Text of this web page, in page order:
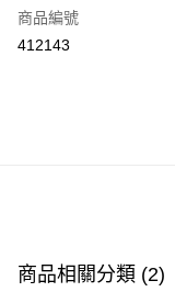
Apple Pay
付款後門市自取，訂單
商品編號
412143
商品相關分類 (2)